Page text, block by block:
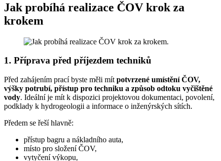
Jak probíhá realizace ČOV krok za
krokem
1. Příprava před příjezdem techniků
Před zahájením prací byste měli mít potvrzené umístění ČOV,
výšky potrubí, přístup pro techniku a způsob odtoku vyčištěné
vody. Ideální je mít k dispozici projektovou dokumentaci, povolení,
podklady k hydrogeologii a informace o inženýrských sítích.
Předem se řeší hlavně:
přístup bagru a nákladního auta,
místo pro složení ČOV,
vytyčení výkopu,